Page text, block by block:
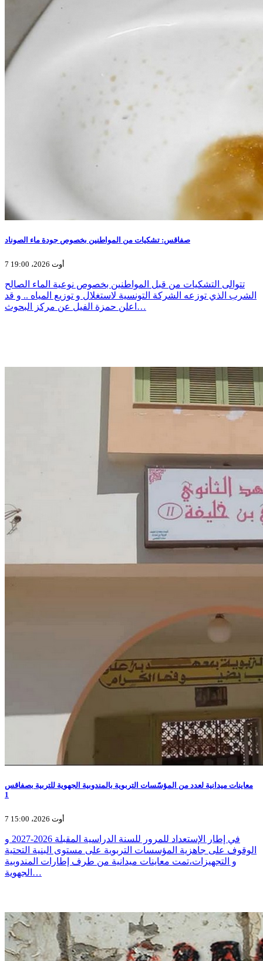
صفاقس: تشكيات من المواطنين بخصوص جودة ماء الصوناد
7 أوت 2026، 19:00
تتوالى التشكيات من قبل المواطنين بخصوص نوعية الماء الصالح
الشرب الذي توزعه الشركة التونسية لاستغلال و توزيع المياه .. و قد
اعلن حمزة الفيل عن مركز البحوث…
معاينات ميدانية لعدد من المؤسّسات التربوية بالمندوبية الجهوية للتربية بصفاقس
1
7 أوت 2026، 15:00
في إطار الإستعداد للمرور للسنة الدراسية المقبلة 2026-2027 و
الوقوف على جاهزية المؤسسات التربوية على مستوى البنية التحتية
و التجهيزات،تمت معاينات ميدانية من طرف إطارات المندوبية
الجهوية…